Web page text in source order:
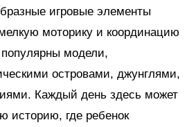
игровые элементы
моторику и координацию
модели,
островами, джунглями,
Каждый день здесь может
историю, где ребенок